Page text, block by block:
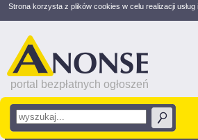
Strona korzysta z plików cookies w celu realizacji usług
portal bezpłatnych ogłoszeń